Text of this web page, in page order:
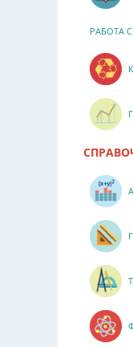
РАБОТА